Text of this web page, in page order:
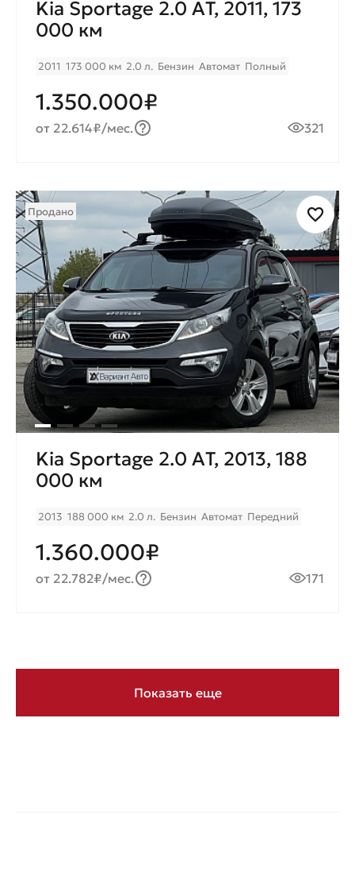
Kia Sportage 2.0 AТ, 2011, 173
000 км
2011 173 000 км 2.0 л. Бензин Автомат Полный
1.350.000₽
от 22.614₽/мес. 321
Продано
Kia Sportage 2.0 AТ, 2013, 188
000 км
2013 188 000 км 2.0 л. Бензин Автомат Передний
1.360.000₽
от 22.782₽/мес. 171
Показать еще